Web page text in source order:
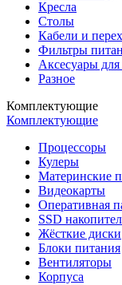
Кресла
Столы
Кабели и
Фильтры
Аксесуары
Разное
Комплектующие
Комплектующие
Процессоры
Кулеры
Материнские
Видеокарты
Оперативная
SSD
Жёсткие диски
Блоки питания
Вентиляторы
Корпуса